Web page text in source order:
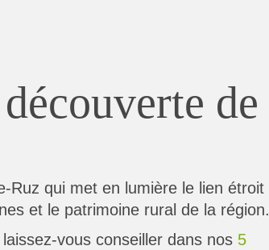
de
Ruz qui met en lumière le lien étroit
et le patrimoine rural de la région.
vous conseiller dans nos 5